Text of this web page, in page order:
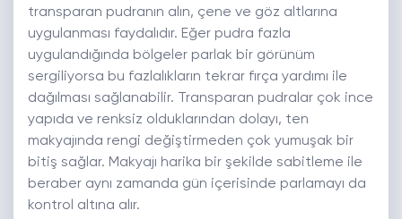
transparan pudranın alın, çene ve göz altlarına
uygulanması faydalıdır. Eğer pudra fazla
uygulandığında bölgeler parlak bir görünüm
sergiliyorsa bu fazlalıkların tekrar fırça yardımı ile
dağılması sağlanabilir. Transparan pudralar çok ince
yapıda ve renksiz olduklarından dolayı, ten
makyajında rengi değiştirmeden çok yumuşak bir
bitiş sağlar. Makyajı harika bir şekilde sabitleme ile
beraber aynı zamanda gün içerisinde parlamayı da
kontrol altına alır.